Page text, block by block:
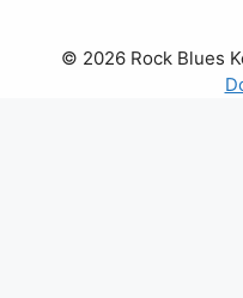
© 2026 Rock Blues